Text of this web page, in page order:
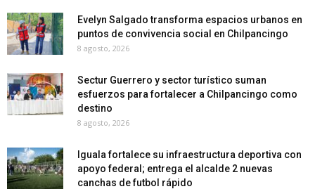
Evelyn Salgado transforma espacios urbanos en
puntos de convivencia social en Chilpancingo
8 agosto, 2026
Sectur Guerrero y sector turístico suman
esfuerzos para fortalecer a Chilpancingo como
destino
8 agosto, 2026
Iguala fortalece su infraestructura deportiva con
apoyo federal; entrega el alcalde 2 nuevas
canchas de futbol rápido